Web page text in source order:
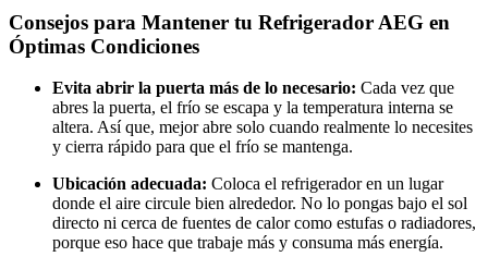
Consejos para Mantener tu Refrigerador AEG en
Óptimas Condiciones
Evita abrir la puerta más de lo necesario: Cada vez que
abres la puerta, el frío se escapa y la temperatura interna se
altera. Así que, mejor abre solo cuando realmente lo necesites
y cierra rápido para que el frío se mantenga.
Ubicación adecuada: Coloca el refrigerador en un lugar
donde el aire circule bien alrededor. No lo pongas bajo el sol
directo ni cerca de fuentes de calor como estufas o radiadores,
porque eso hace que trabaje más y consuma más energía.